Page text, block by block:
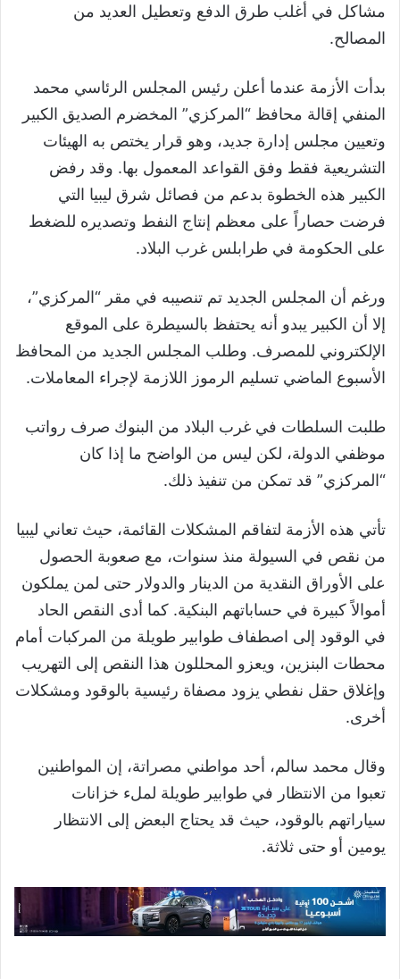
مشاكل في أغلب طرق الدفع وتعطيل العديد من
المصالح.
بدأت الأزمة عندما أعلن رئيس المجلس الرئاسي محمد
المنفي إقالة محافظ “المركزي” المخضرم الصديق الكبير
وتعيين مجلس إدارة جديد، وهو قرار يختص به الهيئات
التشريعية فقط وفق القواعد المعمول بها. وقد رفض
الكبير هذه الخطوة بدعم من فصائل شرق ليبيا التي
فرضت حصاراً على معظم إنتاج النفط وتصديره للضغط
على الحكومة في طرابلس غرب البلاد.
ورغم أن المجلس الجديد تم تنصيبه في مقر “المركزي”،
إلا أن الكبير يبدو أنه يحتفظ بالسيطرة على الموقع
الإلكتروني للمصرف. وطلب المجلس الجديد من المحافظ
الأسبوع الماضي تسليم الرموز اللازمة لإجراء المعاملات.
طلبت السلطات في غرب البلاد من البنوك صرف رواتب
موظفي الدولة، لكن ليس من الواضح ما إذا كان
“المركزي” قد تمكن من تنفيذ ذلك.
تأتي هذه الأزمة لتفاقم المشكلات القائمة، حيث تعاني ليبيا
من نقص في السيولة منذ سنوات، مع صعوبة الحصول
على الأوراق النقدية من الدينار والدولار حتى لمن يملكون
أموالاً كبيرة في حساباتهم البنكية. كما أدى النقص الحاد
في الوقود إلى اصطفاف طوابير طويلة من المركبات أمام
محطات البنزين، ويعزو المحللون هذا النقص إلى التهريب
وإغلاق حقل نفطي يزود مصفاة رئيسية بالوقود ومشكلات
أخرى.
وقال محمد سالم، أحد مواطني مصراتة، إن المواطنين
تعبوا من الانتظار في طوابير طويلة لملء خزانات
سياراتهم بالوقود، حيث قد يحتاج البعض إلى الانتظار
يومين أو حتى ثلاثة.